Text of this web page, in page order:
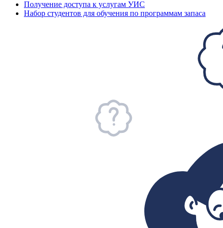
Получение доступа к услугам УИС
Набор студентов для обучения по программам запаса